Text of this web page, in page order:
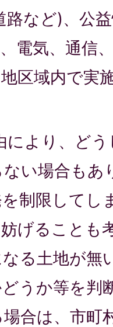
路など)、公
電気、通信
区域内で実
により、ど
い場合もあ
制限してし
げることも
る土地が無
うか等を判
合は、市町